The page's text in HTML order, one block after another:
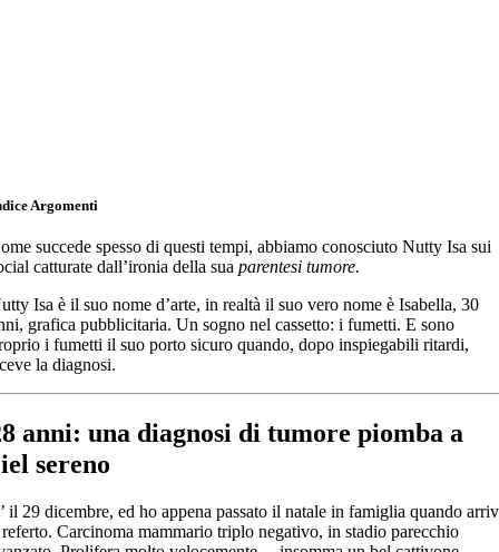
Argomenti
succede spesso di questi tempi, abbiamo conosciuto Nutty Isa sui
catturate dall’ironia della suaparentesi tumore.
Isa è il suo nome d’arte, in realtà il suo vero nome è Isabella, 30
grafica pubblicitaria. Un sogno nel cassetto: i fumetti. E sono
i fumetti il suo porto sicuro quando, dopo inspiegabili ritardi,
la diagnosi.
anni: una diagnosi di tumore piomba a
sereno
il 29 dicembre, ed ho appena passato il natale in famiglia quando
Carcinoma mammario triplo negativo, in stadio parecchio